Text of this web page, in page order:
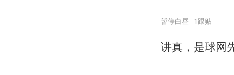
暂停白昼 1跟贴
讲真，是球网